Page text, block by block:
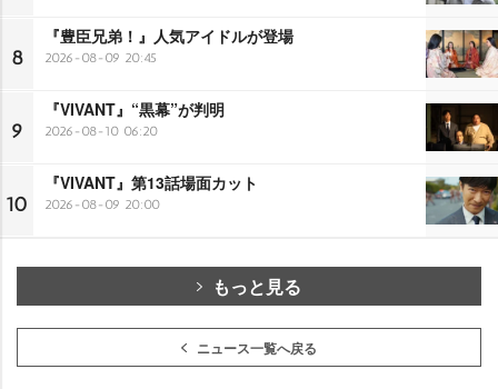
8
『豊臣兄弟！』人気アイドルが登場
2026-08-09 20:45
9
『VIVANT』“黒幕”が判明
2026-08-10 06:20
10
『VIVANT』第13話場面カット
2026-08-09 20:00
もっと見る
ニュース一覧へ戻る